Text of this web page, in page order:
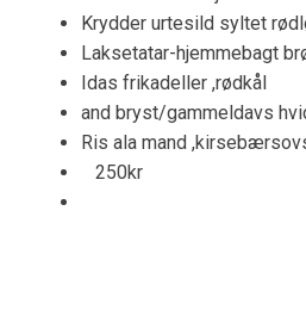
Krydder urtesild syltet
Laksetatar-hjemmebagt
Idas frikadeller ,rødkål
and bryst/gammeldavs
Ris ala mand
250kr